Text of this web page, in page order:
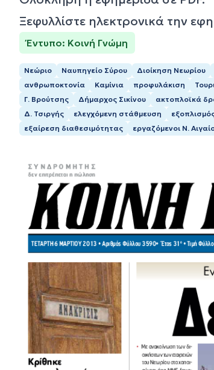
Ξεφυλλίστε ηλεκτρονικά την
Έντυπο: Κοινή Γνώμη
Νεώριο Ναυπηγείο Σύρου Διοίκηση Νεωρίου
ανθρωποκτονία
Καμίνια προφυλάκιση
Γ. Βρούτσης
Δήμαρχος Σικίνου ακτοπλοϊκά
Δ. Τσιργής
ελεγχόµενη στάθµευση
εξαίρεση διαθεσιμότητας
εργαζόμενοι Ν.